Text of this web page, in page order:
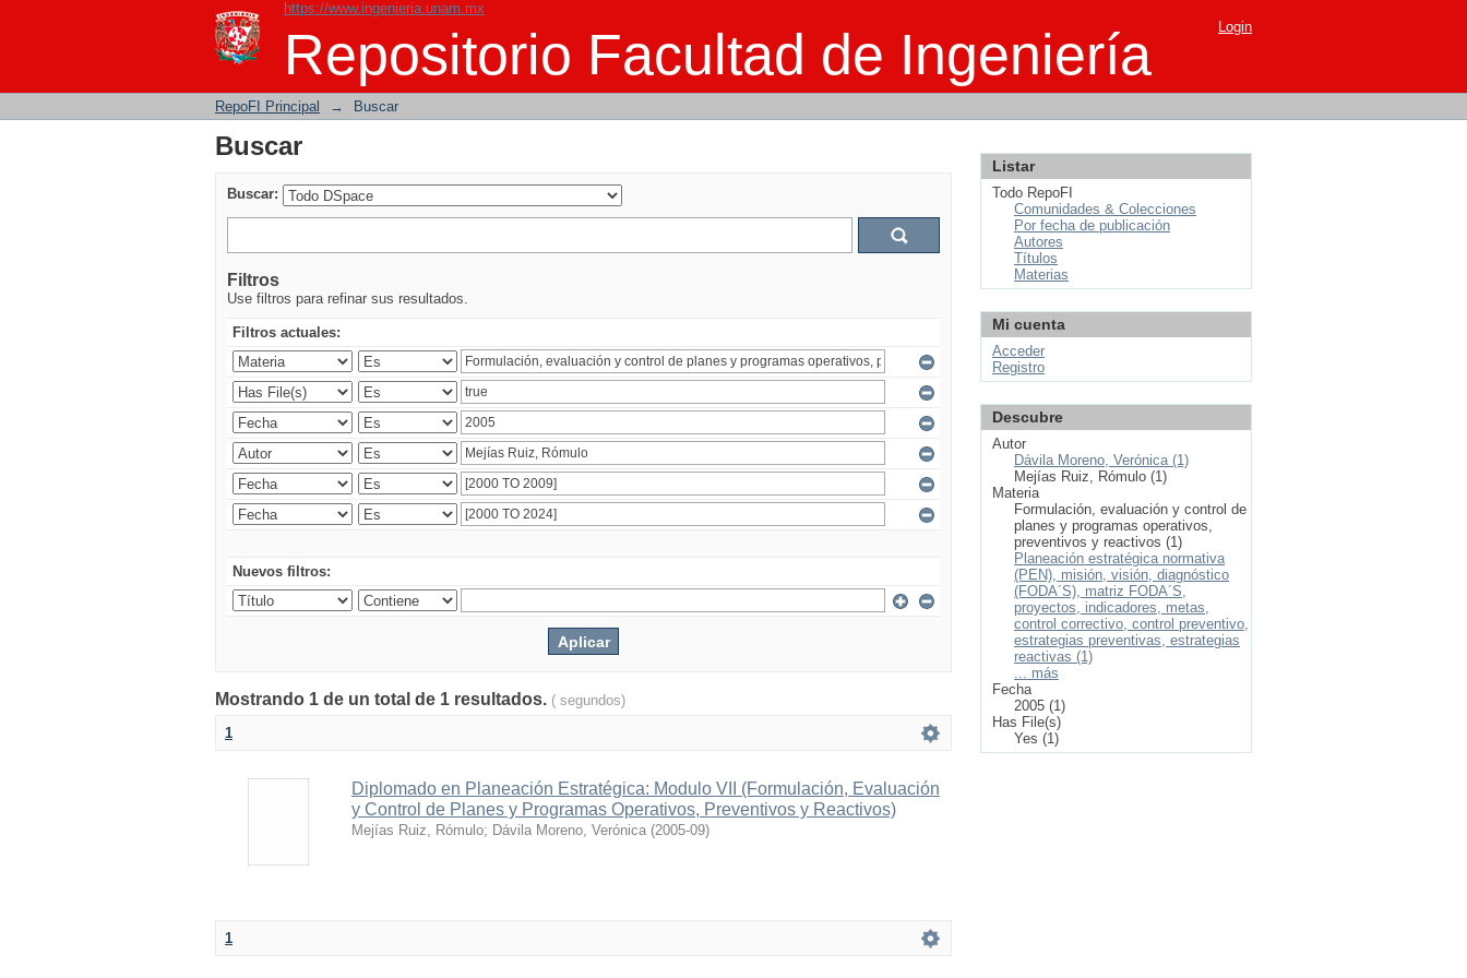
https://www.ingenieria.unam.mx
Repositorio Facultad de Ingeniería
Buscar Login
RepoFI Principal → Buscar
Buscar
Buscar:
Filtros
Use filtros para refinar sus resultados.
Filtros actuales:
Nuevos filtros:
Mostrando 1 de un total de 1 resultados. ( segundos)
1
Diplomado en Planeación Estratégica: Modulo VII (Formulación, Evaluación
y Control de Planes y Programas Operativos, Preventivos y Reactivos)
Mejías Ruiz, Rómulo; Dávila Moreno, Verónica (2005-09)
1
Listar
Todo RepoFI
Comunidades & Colecciones
Por fecha de publicación
Autores
Títulos
Materias
Mi cuenta
Acceder
Registro
Descubre
Autor
Dávila Moreno, Verónica (1)
Mejías Ruiz, Rómulo (1)
Materia
Formulación, evaluación y control de
planes y programas operativos,
preventivos y reactivos (1)
Planeación estratégica normativa
(PEN), misión, visión, diagnóstico
(FODA´S), matriz FODA´S,
proyectos, indicadores, metas,
control correctivo, control preventivo,
estrategias preventivas, estrategias
reactivas (1)
... más
Fecha
2005 (1)
Has File(s)
Yes (1)